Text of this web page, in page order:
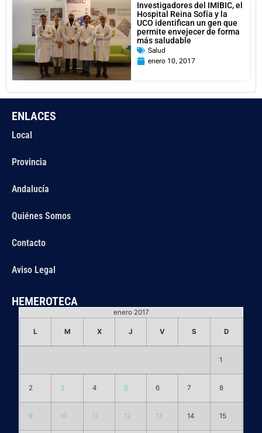
Investigadores del IMIBIC, el
Hospital Reina Sofía y la
UCO identifican un gen que
permite envejecer de forma
más saludable
Salud
enero 10, 2017
ENLACES
Local
Provincia
Andalucía
Quiénes Somos
Contacto
Aviso Legal
HEMEROTECA
enero 2017
L M X J V S D
1
2 3 4 5 6 7 8
9 10 11 12 13 14 15